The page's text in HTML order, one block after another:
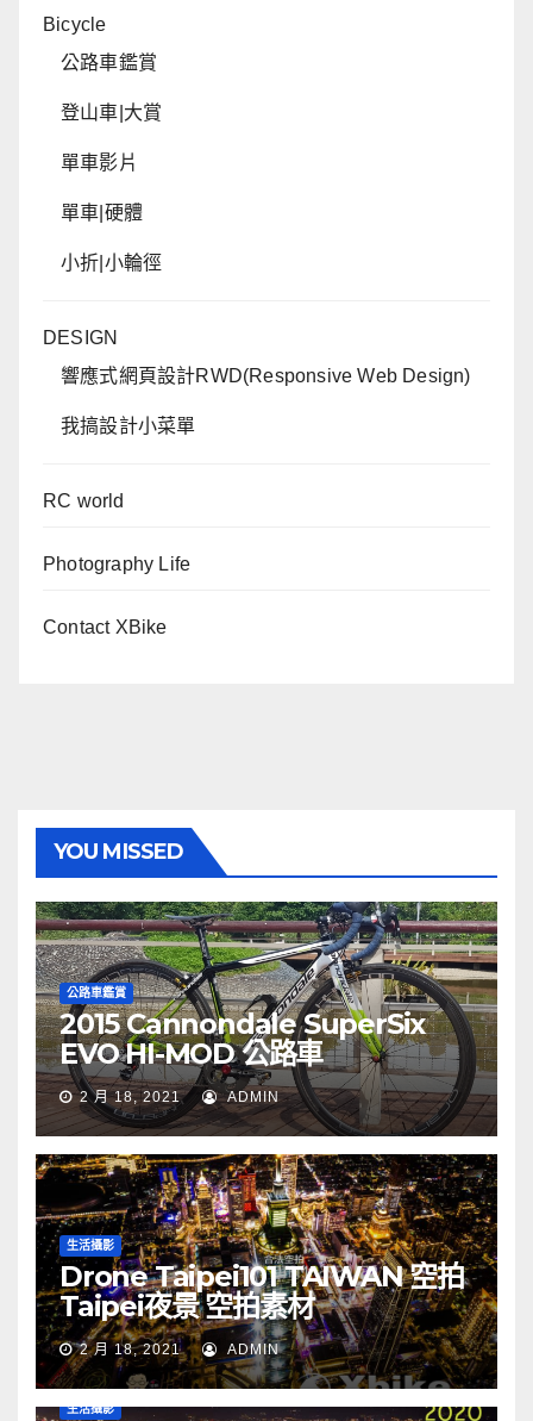
Bicycle
公路車鑑賞
登山車|大賞
單車影片
單車|硬體
小折|小輪徑
DESIGN
響應式網頁設計RWD(Responsive Web Design)
我搞設計小菜單
RC world
Photography Life
Contact XBike
YOU MISSED
公路車鑑賞
2015 Cannondale SuperSix
EVO HI-MOD 公路車
2 月 18, 2021 ADMIN
生活攝影
Drone Taipei101 TAIWAN 空拍
Taipei夜景 空拍素材
2 月 18, 2021 ADMIN
生活攝影